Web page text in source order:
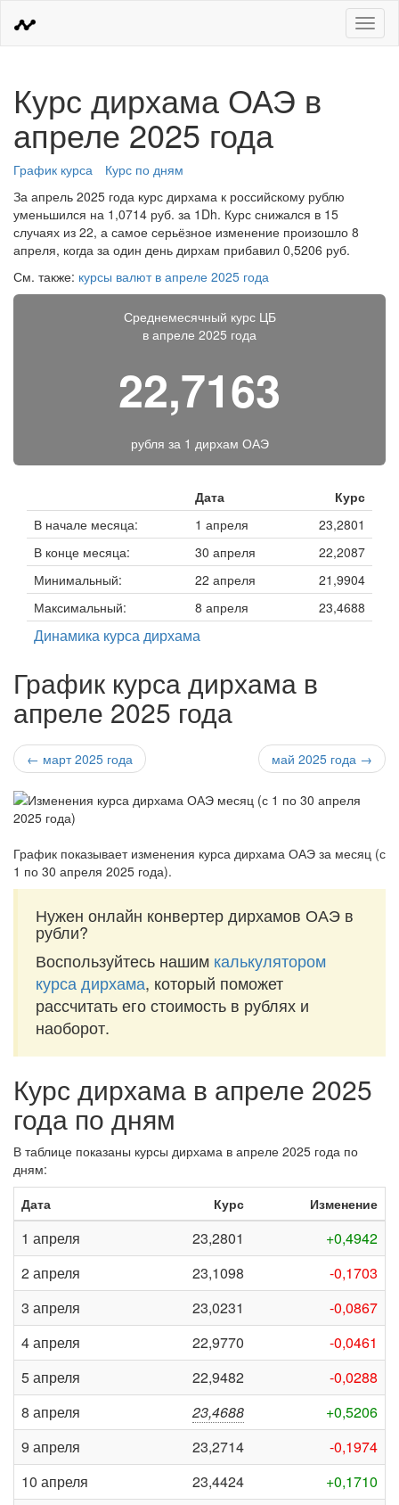
Меню
Курс дирхама ОАЭ в
апреле 2025 года
График курса
Курс по дням
За апрель 2025 года курс дирхама к российскому рублю
уменьшился на 1,0714 руб. за 1Dh. Курс снижался в 15
случаях из 22, а самое серьёзное изменение произошло 8
апреля, когда за один день дирхам прибавил 0,5206 руб.
См. также: курсы валют в апреле 2025 года
Среднемесячный курс ЦБ
в апреле 2025 года
22,7163
рубля за 1 дирхам ОАЭ
Дата
Курс
В начале месяца:
1 апреля
23,2801
В конце месяца:
30 апреля
22,2087
Минимальный:
22 апреля
21,9904
Максимальный:
8 апреля 23,4688
Динамика курса дирхама
График курса дирхама в
апреле 2025 года
← март 2025 года май 2025 года →
График показывает изменения курса дирхама ОАЭ за месяц (с
1 по 30 апреля 2025 года).
Нужен онлайн конвертер дирхамов ОАЭ в
рубли?
Воспользуйтесь нашим калькулятором
курса дирхама, который поможет
рассчитать его стоимость в рублях и
наоборот.
Курс дирхама в апреле 2025
года по дням
В таблице показаны курсы дирхама в апреле 2025 года по
дням:
Дата
Курс Изменение
1 апреля 23,2801
+0,4942
2 апреля
23,1098
-0,1703
3 апреля
23,0231
-0,0867
4 апреля
22,9770
-0,0461
5 апреля
22,9482
-0,0288
8 апреля
23,4688
+0,5206
9 апреля
23,2714
-0,1974
10 апреля
23,4424
+0,1710